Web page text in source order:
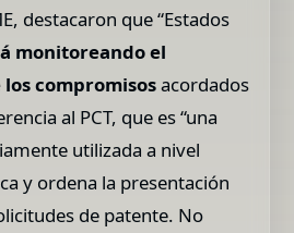
destacaron que “Estados
monitoreando el
compromisosacordados
al PCT, que es “una
utilizada a nivel
y ordena la presentación
de patente. No